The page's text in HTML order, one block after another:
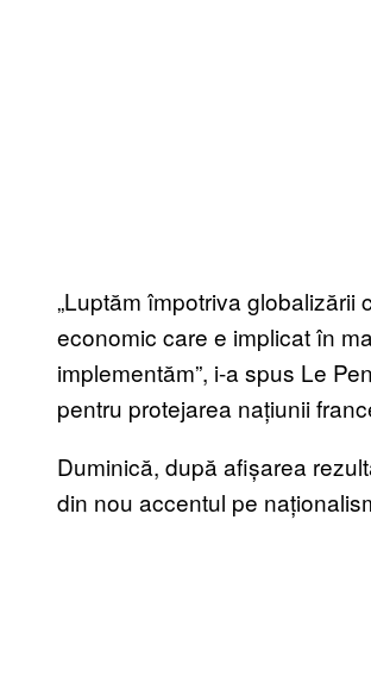
„Luptăm împotriva
economic care e implicat în
implementăm”, i-a spus Le
pentru protejarea națiunii
Duminică, după afișarea
din nou accentul pe